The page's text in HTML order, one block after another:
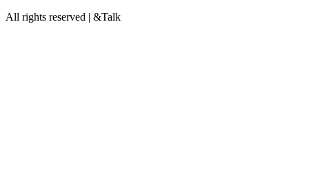
All rights reserved | &Talk